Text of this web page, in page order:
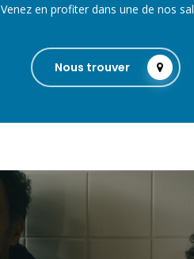
Venez en profiter dans une de nos
Nous trouver